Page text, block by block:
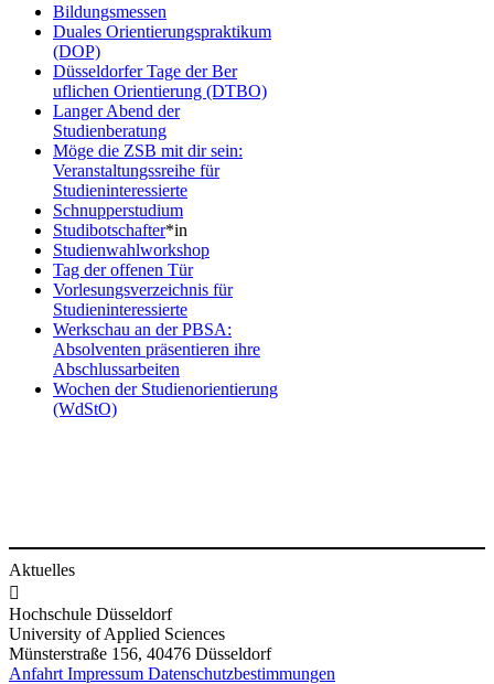
Bil​dungsme​ssen​
Duales Orientier​ungspraktikum
(DOP)
Düsseldorfer Tage der Ber​
uflichen Orientierung (DTBO)​
Langer A​bend der
Studienberatung​
Möge die ZSB ​mit dir sein:
Veranstaltungssreihe für
Studieninteressierte
Schnupp​erstudium​
Studibotsch​after​*in​​
Studienwahl​workshop​
Tag der​​​​ offenen Tür​
Vorlesungsv​erzeichnis für
Studieninteressierte​
Werkschau an der PBSA​:
Absolventen präsentieren ihre
Abschlussarbeiten​
Wochen der Stud​ienorientierung
(WdStO)
Aktuelles

Hochschule Düsseldorf
University of Applied Sciences
Münsterstraße 156, 40476 Düsseldorf
Anfahrt Impressum Datenschutzbestimmungen